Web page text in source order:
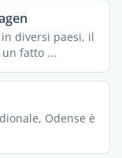
diversi paesi, il
fatto ...
Odense è